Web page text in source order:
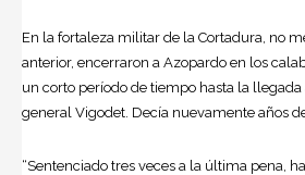
En la fortaleza militar de la Cortadura, no
anterior, encerraron a Azopardo en los
un corto período de tiempo hasta la llegada
general Vigodet. Decía nuevamente años
“Sentenciado tres veces a la última pena,